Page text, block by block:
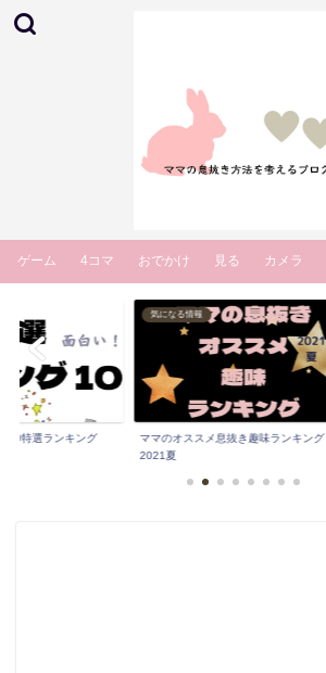
ゲーム 4コマ おでかけ 見る カメラ
10特選ランキング
気になる情報
ママのオススメ息抜き趣味ランキング
2021夏